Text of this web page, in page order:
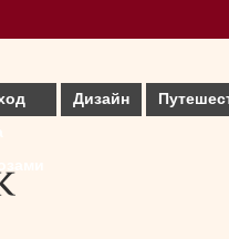
Дизайн